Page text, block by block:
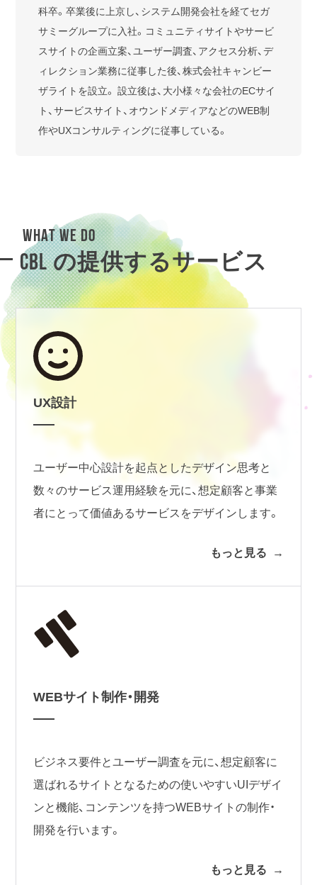
科卒。卒業後に上京し、システム開発会社を経てセガ
サミーグループに入社。コミュニティサイトやサービ
スサイトの企画立案、ユーザー調査、アクセス分析、デ
ィレクション業務に従事した後、株式会社キャンビー
ザライトを設立。 設立後は、大小様々な会社のECサイ
ト、サービスサイト、オウンドメディアなどのWEB制
作やUXコンサルティングに従事している。
WHAT WE DO
CBL の提供するサービス
UX設計
ユーザー中心設計を起点としたデザイン思考と
数々のサービス運用経験を元に、想定顧客と事業
者にとって価値あるサービスをデザインします。
もっと見る
WEBサイト制作・開発
ビジネス要件とユーザー調査を元に、想定顧客に
選ばれるサイトとなるための使いやすいUIデザイ
ンと機能、コンテンツを持つWEBサイトの制作・
開発を行います。
もっと見る